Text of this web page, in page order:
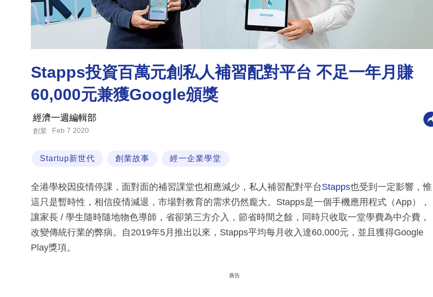
Stapps投資百萬元創私人補習配對平台 不足一年月賺
60,000元兼獲Google頒獎
經濟一週編輯部
創業 Feb 7 2020
Startup新世代 創業故事 經一企業學堂
全港學校因疫情停課，面對面的補習課堂也相應減少，私人補習配對平台Stapps也受到一定影響，惟
這只是暫時性，相信疫情減退，市場對教育的需求仍然龐大。Stapps是一個手機應用程式（App），
讓家長 / 學生隨時隨地物色導師，省卻第三方介入，節省時間之餘，同時只收取一堂學費為中介費，
改變傳統行業的弊病。自2019年5月推出以來，Stapps平均每月收入達60,000元，並且獲得Google
Play獎項。
廣告